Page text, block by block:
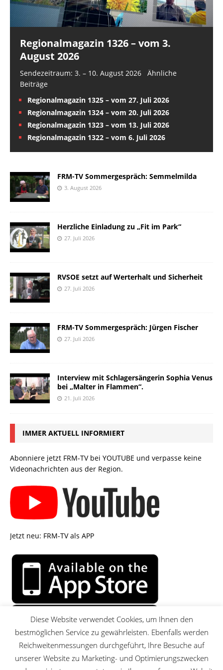
Regionalmagazin 1326 – vom 3.
August 2026
Sendezeitraum: 3. – 10. August 2026 Ähnliche
Beiträge
Regionalmagazin 1325 – vom 27. Juli 2026
Regionalmagazin 1324 – vom 20. Juli 2026
Regionalmagazin 1323 – vom 13. Juli 2026
Regionalmagazin 1322 – vom 6. Juli 2026
FRM-TV Sommergespräch: Semmelmilda
3. August 2026
Herzliche Einladung zu „Fit im Park“
27. Juli 2026
RVSOE setzt auf Werterhalt und Sicherheit
27. Juli 2026
FRM-TV Sommergespräch: Jürgen Fischer
27. Juli 2026
Interview mit Schlagersängerin Sophia Venus
bei „Malter in Flammen“.
21. Juli 2026
IMMER AKTUELL INFORMIERT
Abonniere jetzt FRM-TV bei YOUTUBE und verpasse keine
Videonachrichten aus der Region.
Jetzt neu: FRM-TV als APP
Diese Website verwendet Cookies, um Ihnen den
bestmöglichen Service zu gewährleisten. Ebenfalls werden
Reichweitenmessungen durchgeführt, Ihre Besuche auf
unserer Website zu Marketing- und Optimierungszwecken